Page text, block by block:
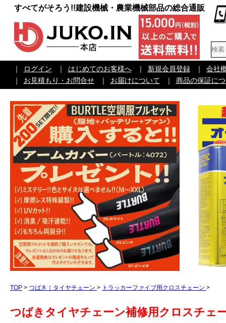
すべてがそろう!!建設機械・農業機械部品の総合通販
｜ ログイン ｜ はじめてのお客様へ ｜ 新規会員登録 ｜
会社
｜
お見積もり・お問合せ ｜ お届けについて ｜ 商品の保証に
TOP > つばき｜タイヤチェーン > トラッカーファイブ用クロスチェーン >
つばきタイヤチェーン補修用クロスチェ